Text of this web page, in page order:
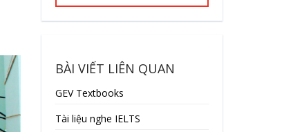
BÀI VIẾT LIÊN QUAN
GEV Textbooks
Tài liệu nghe IELTS